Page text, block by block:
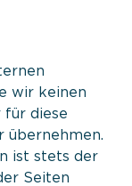
wir keinen
für diese
übernehmen.
ist stets der
Seiten